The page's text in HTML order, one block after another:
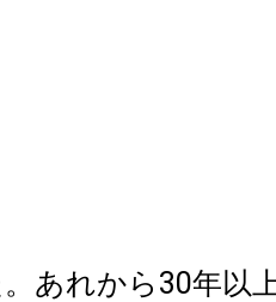
あれから30年以